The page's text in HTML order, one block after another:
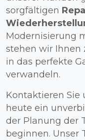
sorgfältigen
Modernisierung
stehen wir Ihnen
in das perfekte
verwandeln.
Kontaktieren Sie
heute ein
der Planung der
beginnen. Unser